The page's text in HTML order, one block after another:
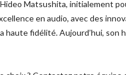
Matsushita, initialement
en audio, avec des
fidélité. Aujourd’hui,